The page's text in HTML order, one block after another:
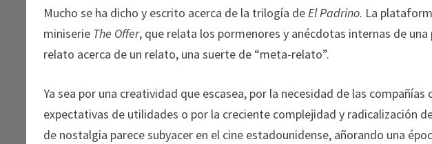
Mucho se ha dicho y escrito acerca de la trilogía deEl Padrino. La
miniserie The Offer, que relata los pormenores y anécdotas internas de
relato acerca de un relato, una suerte de “meta-relato”.
Ya sea por una creatividad que escasea, por la necesidad de las
expectativas de utilidades o por la creciente complejidad y radicalización
de nostalgia parece subyacer en el cine estadounidense, añorando una